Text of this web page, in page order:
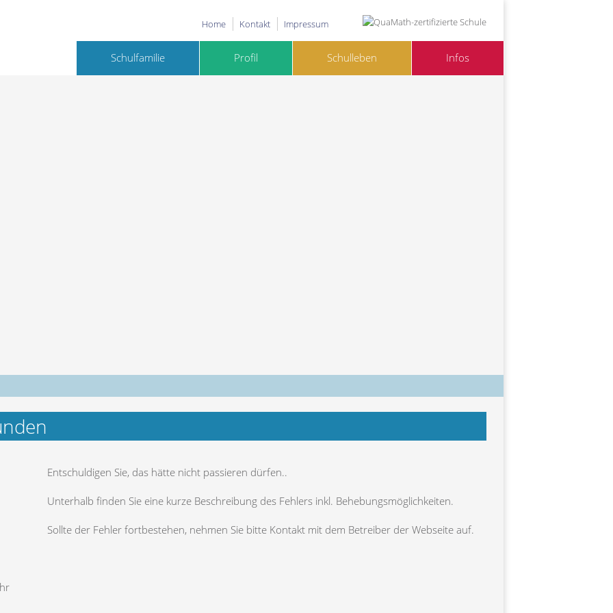
Home Kontakt Impressum
Schulfamilie Profil Schulleben Infos
Entschuldigen Sie, das hätte nicht passieren dürfen..
Unterhalb finden Sie eine kurze Beschreibung des Fehlers inkl. Behebungsmöglichkeiten.
Sollte der Fehler fortbestehen, nehmen Sie bitte Kontakt mit dem Betreiber der Webseite auf.